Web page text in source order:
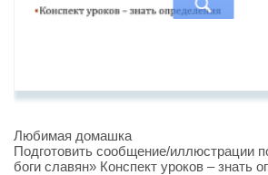
Любимая домашка
Подготовить сообщение/иллюстрации
боги славян» Конспект уроков – знать